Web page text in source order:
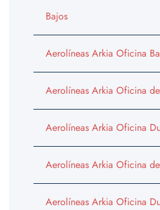
Bajos
Aerolíneas Arkia Oficina
Aerolíneas Arkia Oficina
Aerolíneas Arkia Oficina
Aerolíneas Arkia Oficina
Aerolíneas Arkia Oficina